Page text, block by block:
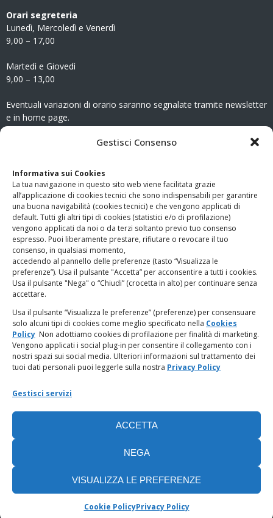
Gestisci Consenso
Informativa sui Cookies
La tua navigazione in questo sito web viene facilitata grazie
all’applicazione di cookies tecnici che sono indispensabili per garantire
una buona navigabilità (cookies tecnici) e che vengono applicati di
default. Tutti gli altri tipi di cookies (statistici e/o di profilazione)
vengono applicati da noi o da terzi soltanto previo tuo consenso
espresso. Puoi liberamente prestare, rifiutare o revocare il tuo
consenso, in qualsiasi momento,
accedendo al pannello delle preferenze (tasto “Visualizza le
preferenze”). Usa il pulsante "Accetta” per acconsentire a tutti i cookies.
Usa il pulsante "Nega" o “Chiudi” (crocetta in alto) per continuare senza
accettare.
Usa il pulsante “Visualizza le preferenze” (preferenze) per consensuare
solo alcuni tipi di cookies come meglio specificato nella Cookies
Policy Non adottiamo cookies di profilazione per finalità di marketing.
Vengono applicati i social plug-in per consentire il collegamento con i
nostri spazi sui social media. Ulteriori informazioni sul trattamento dei
tuoi dati personali puoi leggerle sulla nostra Privacy Policy
Gestisci servizi
ACCETTA
NEGA
VISUALIZZA LE PREFERENZE
Cookie PolicyPrivacy Policy
Orari segreteria
Lunedì, Mercoledì e Venerdì
9,00 – 17,00
Martedì e Giovedì
9,00 – 13,00
Eventuali variazioni di orario saranno segnalate tramite newsletter
e in home page.
www.odg.toscana.it – testata registrata presso il Tribunale di
Firenze al nr. 5208 dell’ 08.10.2002. Direttore responsabile:
Giampaolo Marchini – C.F. 80005790482
LINK UTILI
PagoPA
Privacy Policy
Regolamento categorie particolari di dati personali e dati
giudiziari
Amministrazione Trasparente
Cookie Policy (UE)